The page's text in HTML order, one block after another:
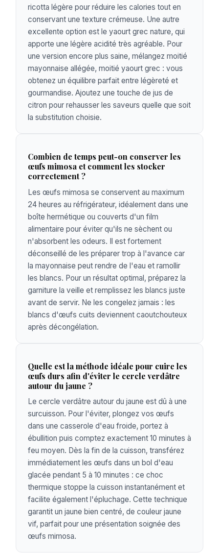
ricotta légère pour réduire les calories tout en
conservant une texture crémeuse. Une autre
excellente option est le yaourt grec nature, qui
apporte une légère acidité très agréable. Pour
une version encore plus saine, mélangez moitié
mayonnaise allégée, moitié yaourt grec : vous
obtenez un équilibre parfait entre légèreté et
gourmandise. Ajoutez une touche de jus de
citron pour rehausser les saveurs quelle que soit
la substitution choisie.
Combien de temps peut-on conserver les
œufs mimosa et comment les stocker
correctement ?
Les œufs mimosa se conservent au maximum
24 heures au réfrigérateur, idéalement dans une
boîte hermétique ou couverts d'un film
alimentaire pour éviter qu'ils ne sèchent ou
n'absorbent les odeurs. Il est fortement
déconseillé de les préparer trop à l'avance car
la mayonnaise peut rendre de l'eau et ramollir
les blancs. Pour un résultat optimal, préparez la
garniture la veille et remplissez les blancs juste
avant de servir. Ne les congelez jamais : les
blancs d'œufs cuits deviennent caoutchouteux
après décongélation.
Quelle est la méthode idéale pour cuire les
œufs durs afin d'éviter le cercle verdâtre
autour du jaune ?
Le cercle verdâtre autour du jaune est dû à une
surcuisson. Pour l'éviter, plongez vos œufs
dans une casserole d'eau froide, portez à
ébullition puis comptez exactement 10 minutes à
feu moyen. Dès la fin de la cuisson, transférez
immédiatement les œufs dans un bol d'eau
glacée pendant 5 à 10 minutes : ce choc
thermique stoppe la cuisson instantanément et
facilite également l'épluchage. Cette technique
garantit un jaune bien centré, de couleur jaune
vif, parfait pour une présentation soignée des
œufs mimosa.